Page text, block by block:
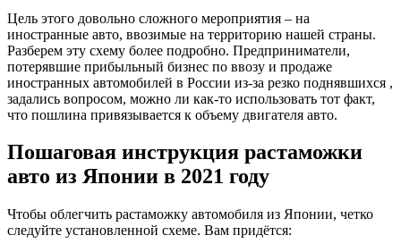
Цель этого довольно сложного мероприятия – на
иностранные авто, ввозимые на территорию нашей страны.
Разберем эту схему более подробно. Предприниматели,
потерявшие прибыльный бизнес по ввозу и продаже
иностранных автомобилей в России из-за резко поднявшихся ,
задались вопросом, можно ли как-то использовать тот факт,
что пошлина привязывается к объему двигателя авто.
Пошаговая инструкция растаможки
авто из Японии в 2021 году
Чтобы облегчить растаможку автомобиля из Японии, четко
следуйте установленной схеме. Вам придётся: